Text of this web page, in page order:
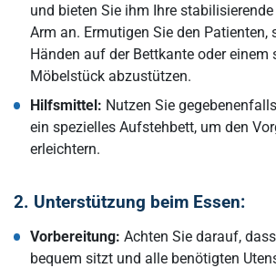
und bieten Sie ihm Ihre
Arm an. Ermutigen Sie den Patienten,
Händen auf der Bettkante oder einem
Möbelstück abzustützen.
Hilfsmittel: Nutzen Sie
ein spezielles Aufstehbett, um den
erleichtern.
2. Unterstützung beim Essen:
Vorbereitung: Achten Sie darauf,
bequem sitzt und alle benötigten